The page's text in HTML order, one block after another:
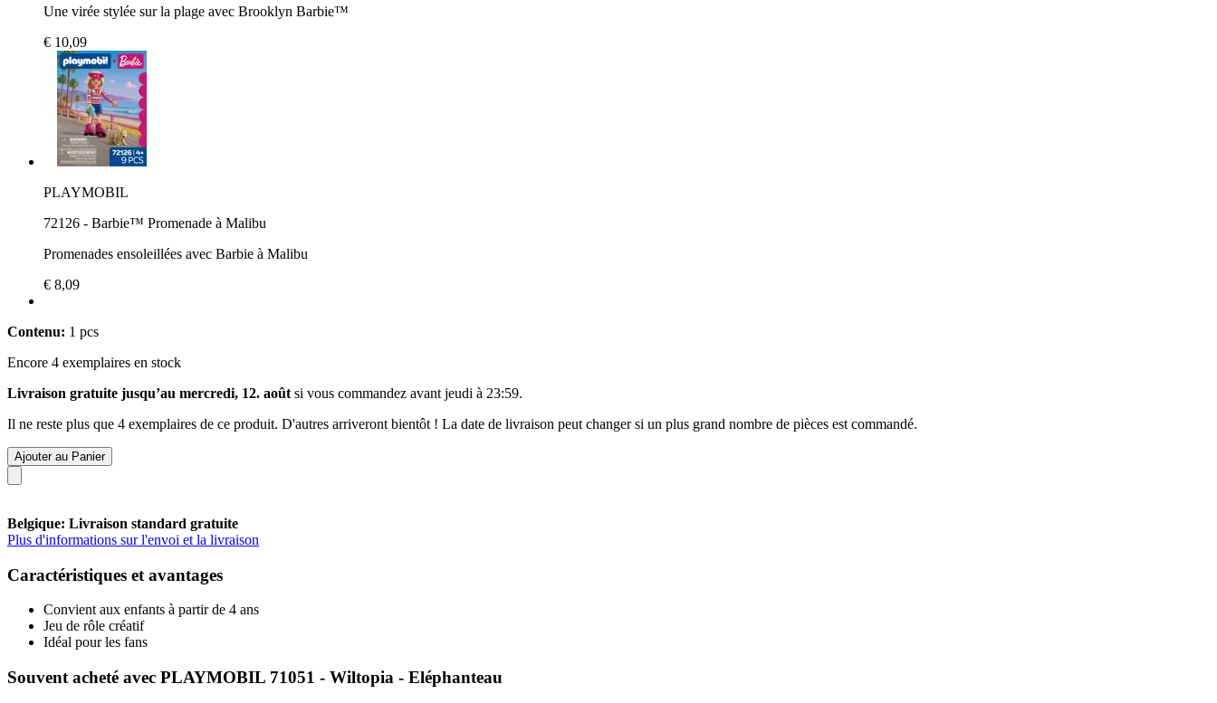
Une virée stylée sur la plage avec Brooklyn Barbie™
€ 10,09
PLAYMOBIL
72126 - Barbie™ Promenade à Malibu
Promenades ensoleillées avec Barbie à Malibu
€ 8,09
Contenu: 1 pcs
Encore 4 exemplaires en stock
Livraison gratuite jusqu’au mercredi, 12. août si vous commandez avant jeudi à 23:59.
Il ne reste plus que 4 exemplaires de ce produit. D'autres arriveront bientôt ! La date de livraison peut changer si un plus grand nombre de pièces est commandé.
Ajouter au Panier
Belgique: Livraison standard gratuite
Plus d'informations sur l'envoi et la livraison
Caractéristiques et avantages
Convient aux enfants à partir de 4 ans
Jeu de rôle créatif
Idéal pour les fans
Souvent acheté avec PLAYMOBIL 71051 - Wiltopia - Eléphanteau